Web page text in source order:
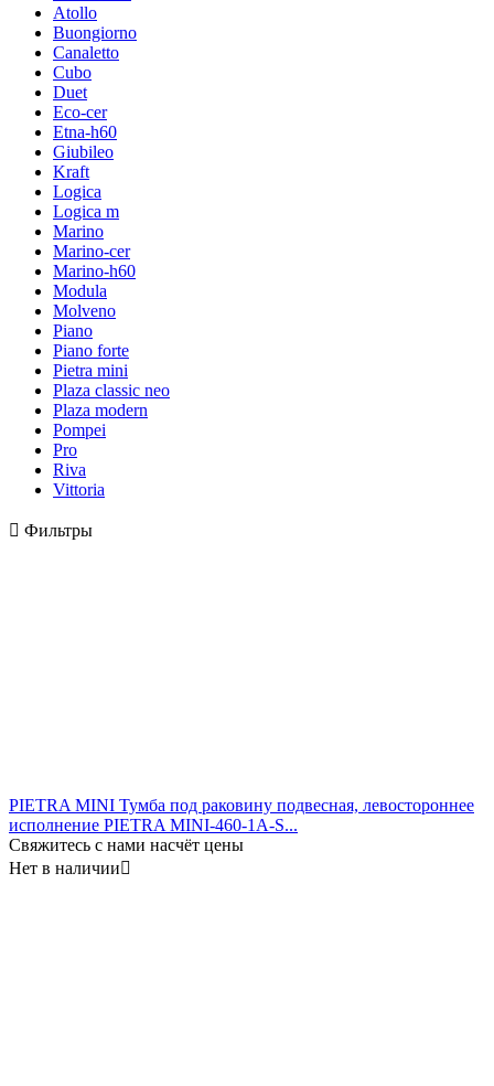
Atollo
Buongiorno
Canaletto
Cubo
Duet
Eco-cer
Etna-h60
Giubileo
Kraft
Logica
Logica m
Marino
Marino-cer
Marino-h60
Modula
Molveno
Piano
Piano forte
Pietra mini
Plaza classic neo
Plaza modern
Pompei
Pro
Riva
Vittoria
 Фильтры
PIETRA MINI Тумба под раковину подвесная, левостороннее
исполнение PIETRA MINI-460-1A-S...
Свяжитесь с нами насчёт цены
Нет в наличии